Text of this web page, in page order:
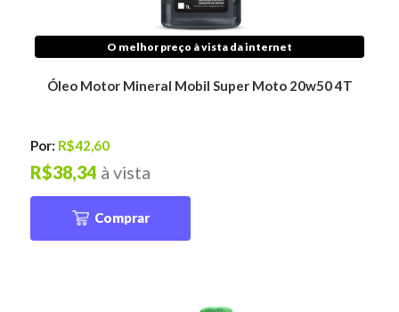
O melhor preço à vista da internet
Óleo Motor Mineral Mobil Super Moto 20w50 4T
Por: R$42,60
à vista
R$38,34
Comprar